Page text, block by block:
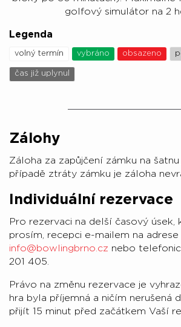
Legenda
volný termín vybráno obsazeno
čas již uplynul
golfový simulátor na 2
Zálohy
Záloha za zapůjčení zámku na
případě ztráty zámku je záloha
Individuální rezervace
Pro rezervaci na delší časový úsek,
prosím, recepci e-mailem na adrese
info@bowlingbrno.cz nebo
201 405.
Právo na změnu rezervace je
hra byla příjemná a ničím nerušená
přijít 15 minut před začátkem Vaší